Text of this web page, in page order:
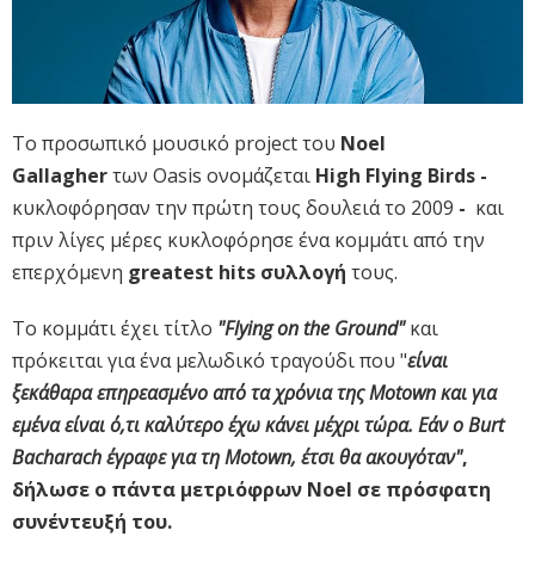
Το προσωπικό μουσικό project του Noel
Gallagherτων Oasis ονομάζεται High Flying Birds -
κυκλοφόρησαν την πρώτη τους δουλειά το 2009 - και
πριν λίγες μέρες κυκλοφόρησε ένα κομμάτι από την
επερχόμενη greatest hits συλλογή τους.
Το κομμάτι έχει τίτλο "Flying on the Ground"και
πρόκειται για ένα μελωδικό τραγούδι που "είναι
ξεκάθαρα επηρεασμένο από τα χρόνια της Motown και για
εμένα είναι ό,τι καλύτερο έχω κάνει μέχρι τώρα. Εάν ο Burt
Bacharach έγραφε για τη Motown, έτσι θα ακουγόταν",
δήλωσε ο πάντα μετριόφρων Noel σε πρόσφατη
συνέντευξή του.